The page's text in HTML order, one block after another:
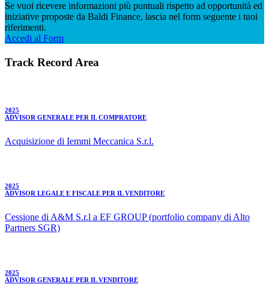
Se vuoi ricevere informazioni più puntuali rispetto ad opportunità ed
iniziative proposte da Baldi Finance, lascia nel form seguente i tuoi
riferimenti.
Accedi al Form
Track Record Area
2025
ADVISOR GENERALE PER IL COMPRATORE
Acquisizione di Iemmi Meccanica S.r.l.
2025
ADVISOR LEGALE E FISCALE PER IL VENDITORE
Cessione di A&M S.r.l a EF GROUP (portfolio company di Alto
Partners SGR)
2025
ADVISOR GENERALE PER IL VENDITORE